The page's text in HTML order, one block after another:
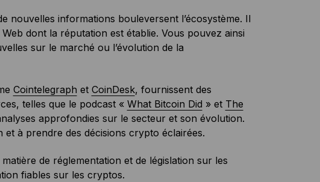
nouvelles informations bouleversent l’écosystème. Il
dont la réputation est établie. Vous pouvez ainsi
sur le marché ou l’évolution de la
Cointelegraph et CoinDesk, fournissent des
telles que le podcast « What Bitcoin Did » et The
approfondies sur le secteur et son évolution.
à prendre des décisions crypto éclairées.
de réglementation et de législation sur les
fiables sur les cryptos.